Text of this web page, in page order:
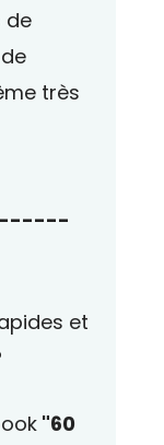
de
très
et
"60